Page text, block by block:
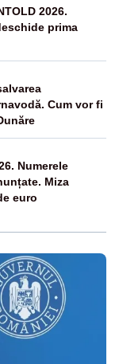
2026.
prima
Cum vor fi
Numerele
Miza
euro